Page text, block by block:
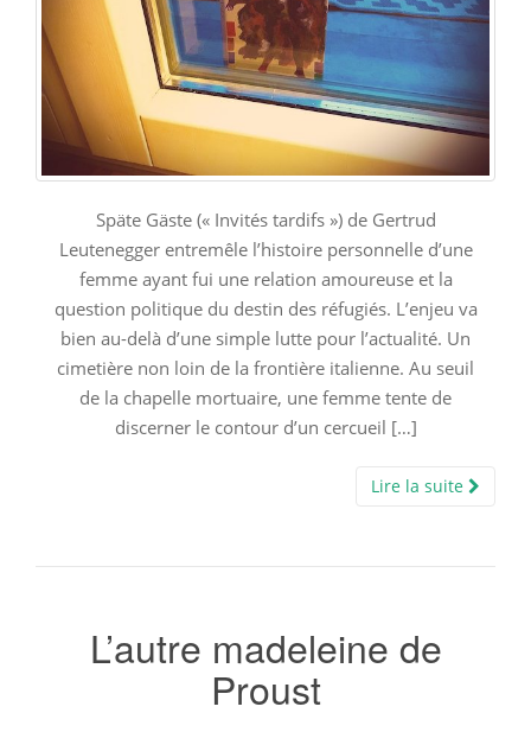
Späte Gäste (« Invités tardifs ») de Gertrud
Leutenegger entremêle l’histoire personnelle d’une
femme ayant fui une relation amoureuse et la
question politique du destin des réfugiés. L’enjeu va
bien au-delà d’une simple lutte pour l’actualité. Un
cimetière non loin de la frontière italienne. Au seuil
de la chapelle mortuaire, une femme tente de
discerner le contour d’un cercueil […]
Lire la suite
L’autre madeleine de
Proust